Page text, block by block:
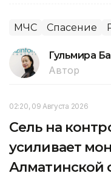
МЧС Спасение
Гульмира
Автор
02:20, 09 Августа 2026
Сель на
усиливает
Алматинской